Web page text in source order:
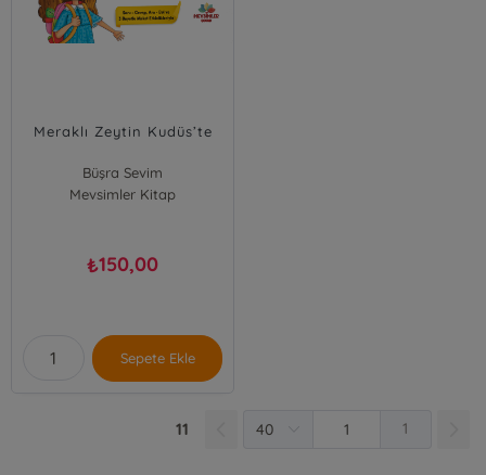
Meraklı Zeytin Kudüs’te
Büşra Sevim
Mevsimler Kitap
₺150,00
Sepete Ekle
11 1